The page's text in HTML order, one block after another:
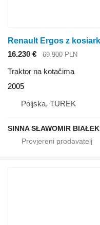
16.230 € 69.900 PLN
Traktor na kotačima
2005
Poljska, TUREK
SINNA SŁAWOMIR BIAŁEK